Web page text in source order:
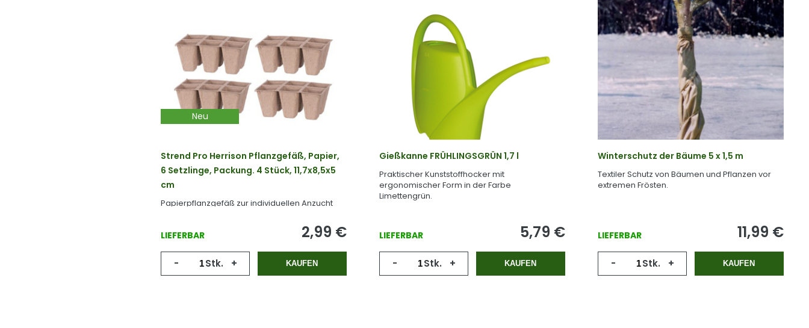
Neu
Strend Pro Herrison Pflanzgefäß, Papier,
6 Setzlinge, Packung. 4 Stück, 11,7x8,5x5
cm
Papierpflanzgefäß zur individuellen Anzucht
LIEFERBAR 2,99 €
- Stk. + KAUFEN
Gießkanne FRÜHLINGSGRÜN 1,7 l
Praktischer Kunststoffhocker mit
ergonomischer Form in der Farbe
Limettengrün.
LIEFERBAR 5,79 €
- Stk. + KAUFEN
Winterschutz der Bäume 5 x 1,5 m
Textiler Schutz von Bäumen und Pflanzen vor
extremen Frösten.
LIEFERBAR 11,99 €
- Stk. + KAUFEN